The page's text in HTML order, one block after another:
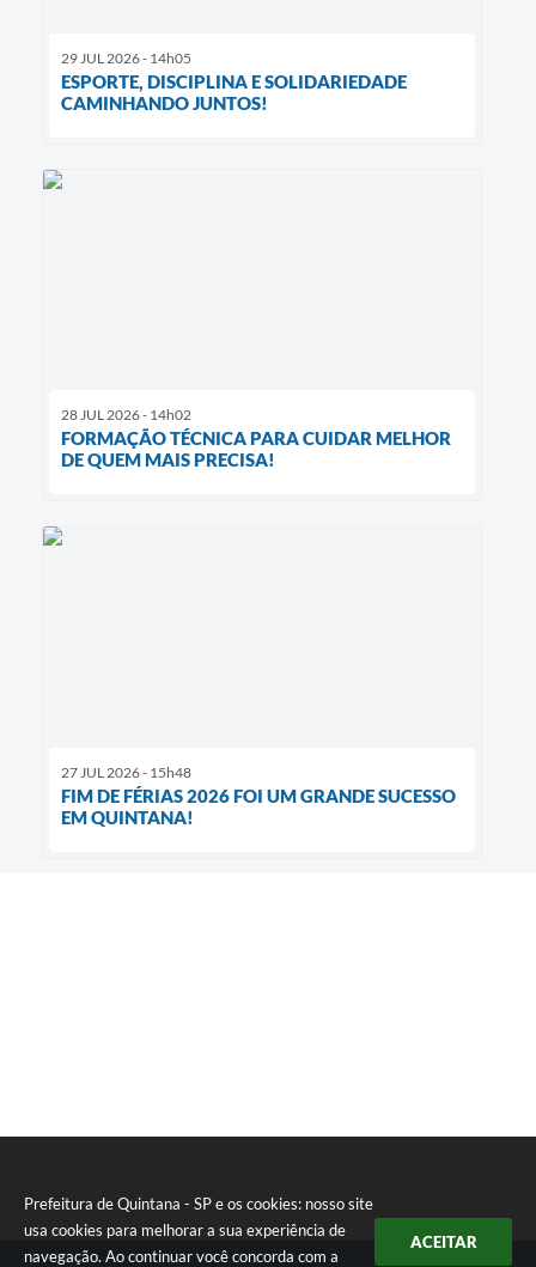
Prefeitura de Quintana - SP e os cookies: nosso site
usa cookies para melhorar a sua experiência de
navegação. Ao continuar você concorda com a
ACEITAR
29 JUL 2026 - 14h05
ESPORTE, DISCIPLINA E SOLIDARIEDADE
CAMINHANDO JUNTOS!
28 JUL 2026 - 14h02
FORMAÇÃO TÉCNICA PARA CUIDAR MELHOR
DE QUEM MAIS PRECISA!
27 JUL 2026 - 15h48
FIM DE FÉRIAS 2026 FOI UM GRANDE SUCESSO
EM QUINTANA!